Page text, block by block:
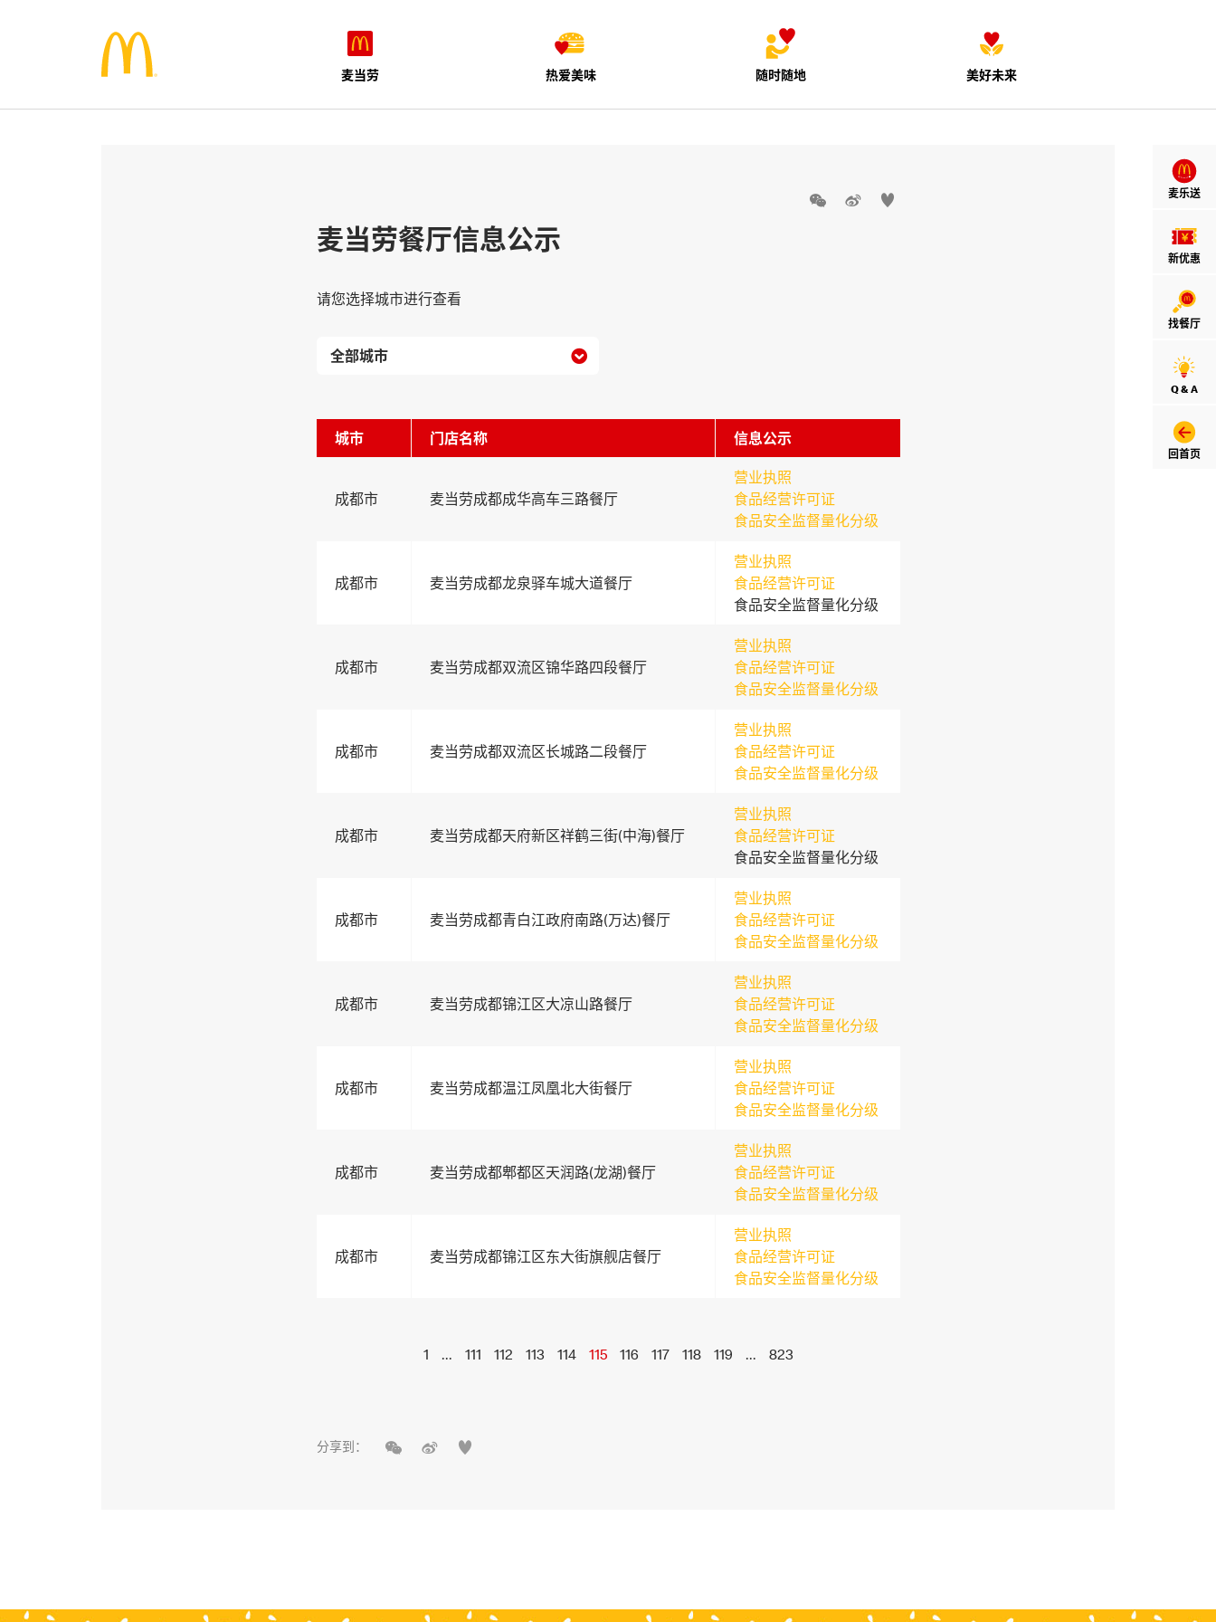
麦当劳 热爱美味 随时随地 美好未来
麦乐送
新优惠
找餐厅
Q & A
回首页
  
麦当劳餐厅信息公示
请您选择城市进行查看

城市 门店名称 信息公示
成都市 麦当劳成都成华高车三路餐厅
营业执照
食品经营许可证
食品安全监督量化分级
成都市 麦当劳成都龙泉驿车城大道餐厅
营业执照
食品经营许可证
食品安全监督量化分级
成都市 麦当劳成都双流区锦华路四段餐厅
营业执照
食品经营许可证
食品安全监督量化分级
成都市 麦当劳成都双流区长城路二段餐厅
营业执照
食品经营许可证
食品安全监督量化分级
成都市 麦当劳成都天府新区祥鹤三街(中海)餐厅
营业执照
食品经营许可证
食品安全监督量化分级
成都市 麦当劳成都青白江政府南路(万达)餐厅
营业执照
食品经营许可证
食品安全监督量化分级
成都市 麦当劳成都锦江区大凉山路餐厅
营业执照
食品经营许可证
食品安全监督量化分级
成都市 麦当劳成都温江凤凰北大街餐厅
营业执照
食品经营许可证
食品安全监督量化分级
成都市 麦当劳成都郫都区天润路(龙湖)餐厅
营业执照
食品经营许可证
食品安全监督量化分级
成都市 麦当劳成都锦江区东大街旗舰店餐厅
营业执照
食品经营许可证
食品安全监督量化分级
1 ... 111 112 113 114 115 116 117 118 119 ... 823
分享到：   